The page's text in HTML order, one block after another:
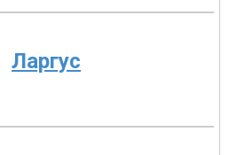
Ларгус